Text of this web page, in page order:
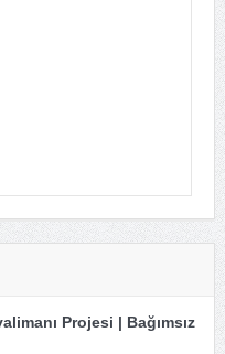
Projesi | Bağımsız